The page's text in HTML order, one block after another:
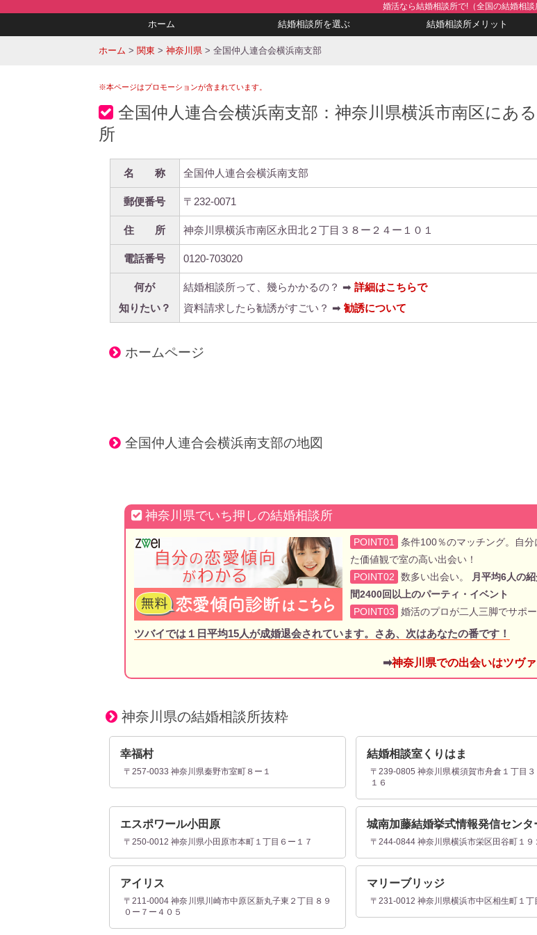
婚活なら結婚相談所で!（全国の結婚相談
ホーム 結婚相談所を選ぶ 結婚相談所メリット
ホーム > 関東 > 神奈川県 > 全国仲人連合会横浜南支部
※本ページはプロモーションが含まれています。
全国仲人連合会横浜南支部：神奈川県横浜市南区にあ
所
名 称 全国仲人連合会横浜南支部
郵便番号 〒232-0071
住 所 神奈川県横浜市南区永田北２丁目３８ー２４ー１０１
電話番号 0120-703020
何が
知りたい？
結婚相談所って、幾らかかるの？ ➡ 詳細はこちらで
資料請求したら勧誘がすごい？ ➡ 勧誘について
ホームページ
全国仲人連合会横浜南支部の地図
神奈川県でいち押しの結婚相談所
POINT01
条件100％のマッチング。自分
た価値観で室の高い出会い！
POINT02
数多い出会い。
月平均6人の
間2400回以上のパーティ・イベント
POINT03
婚活のプロが二人三脚でサポー
ツバイでは１日平均15人が成婚退会されています。さあ、次はあなたの番です！
➡神奈川県での出会いはツヴァ
神奈川県の結婚相談所抜粋
幸福村
〒257-0033 神奈川県秦野市室町８ー１
結婚相談室くりはま
〒239-0805 神奈川県横須賀市舟倉１丁目３
１６
エスポワール小田原
〒250-0012 神奈川県小田原市本町１丁目６ー１７
城南加藤結婚挙式情報発信センタ
〒244-0844 神奈川県横浜市栄区田谷町１９
アイリス
〒211-0004 神奈川県川崎市中原区新丸子東２丁目８９
０ー７ー４０５
マリーブリッジ
〒231-0012 神奈川県横浜市中区相生町１丁